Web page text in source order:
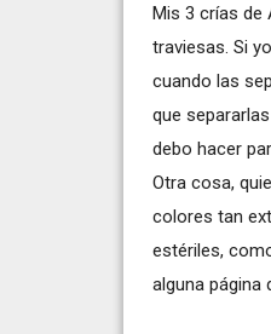
Mis 3 crías de
traviesas. Si
cuando las
que
debo hacer
Otra cosa,
colores tan
estériles,
alguna página